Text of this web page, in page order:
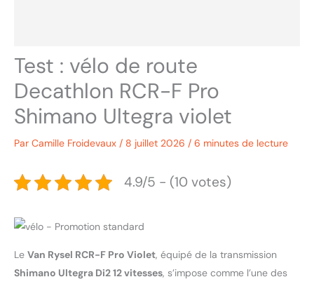
Test : vélo de route
Decathlon RCR-F Pro
Shimano Ultegra violet
Par Camille Froidevaux / 8 juillet 2026 / 6 minutes de lecture
4.9/5 - (10 votes)
Le Van Rysel RCR-F Pro Violet, équipé de la transmission
Shimano Ultegra Di2 12 vitesses, s’impose comme l’une des